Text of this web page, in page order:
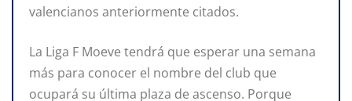
valencianos anteriormente citados.
La Liga F Moeve tendrá que esperar una semana
más para conocer el nombre del club que
ocupará su última plaza de ascenso. Porque